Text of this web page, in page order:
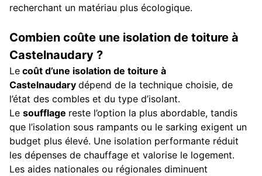
recherchant un matériau plus écologique.
Combien coûte une isolation de toiture à
Castelnaudary ?
Le coût d’une isolation de toiture à
Castelnaudary dépend de la technique choisie, de
l’état des combles et du type d’isolant.
Le soufflage reste l’option la plus abordable, tandis
que l’isolation sous rampants ou le sarking exigent un
budget plus élevé. Une isolation performante réduit
les dépenses de chauffage et valorise le logement.
Les aides nationales ou régionales diminuent